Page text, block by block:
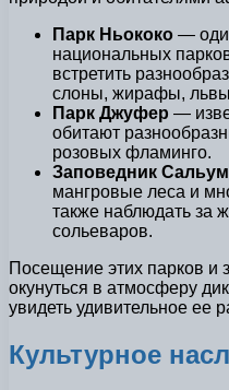
Парк Ньококо —
национальных
встретить
слоны, жирафы, львы
Парк Джуфер —
обитают
розовых фламинго.
Заповедник Сальум
мангровые леса и
также наблюдать за
сольеваров.
Посещение этих парков и
окунуться в атмосферу
увидеть удивительное ее
Культурное